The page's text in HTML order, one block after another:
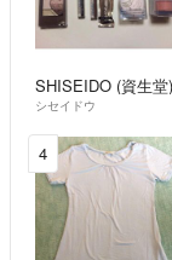
SHISEIDO (資生堂)
シセイドウ
4